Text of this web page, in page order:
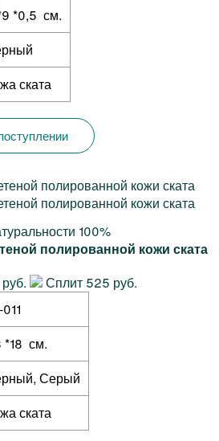
*0,5 см.
ската
100%
полированной кожи ската
Сплит 525 руб.
*18 см.
Серый
ската